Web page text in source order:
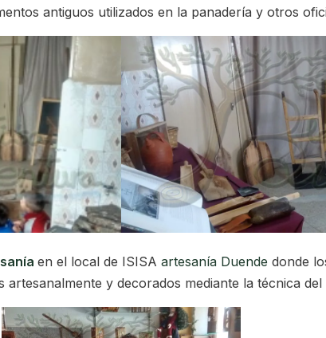
antiguos utilizados en la panadería y otros
en el local de ISISA artesanía Duende donde
y decorados mediante la técnica